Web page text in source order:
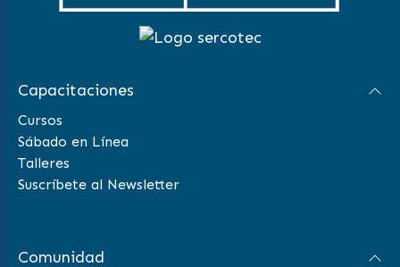
Capacitaciones
Cursos
Sábado en Línea
Talleres
Suscríbete al Newsletter
Comunidad